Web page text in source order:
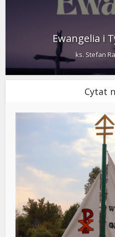
Ewangelia i
ks. Stefan
Cytat